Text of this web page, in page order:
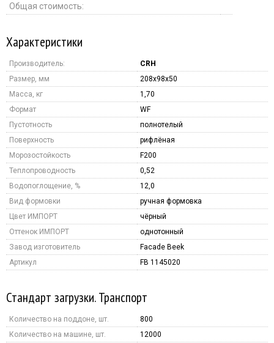
Общая стоимость:
Характеристики
Производитель:
CRH
Размер, мм
208x98x50
Масса, кг
1,70
Формат
WF
Пустотность
полнотелый
Поверхность
рифлёная
Морозостойкость
F200
Теплопроводность
0,52
Водопоглощение, %
12,0
Вид формовки
ручная формовка
Цвет ИМПОРТ
чёрный
Оттенок ИМПОРТ
однотонный
Завод изготовитель
Facade Beek
Артикул
FB 1145020
Стандарт загрузки. Транспорт
Количество на поддоне, шт.
800
Количество на машине, шт.
12000